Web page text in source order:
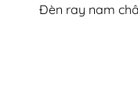
Đèn ray nam